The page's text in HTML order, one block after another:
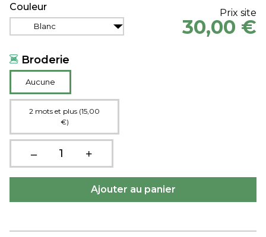
Couleur
Blanc
Broderie
Aucune
2 mots et plus (15,00
€)
Prix site
30,00 €